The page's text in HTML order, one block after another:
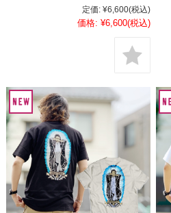
定価: ¥6,600(税込)
価格: ¥6,600(税込)